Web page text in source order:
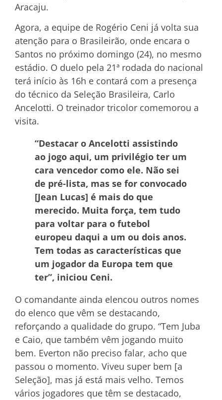
Aracaju.
Agora, a equipe de Rogério Ceni já volta sua
atenção para o Brasileirão, onde encara o
Santos no próximo domingo (24), no mesmo
estádio. O duelo pela 21ª rodada do nacional
terá início às 16h e contará com a presença
do técnico da Seleção Brasileira, Carlo
Ancelotti. O treinador tricolor comemorou a
visita.
“Destacar o Ancelotti assistindo
ao jogo aqui, um privilégio ter um
cara vencedor como ele. Não sei
de pré-lista, mas se for convocado
[Jean Lucas] é mais do que
merecido. Muita força, tem tudo
para voltar para o futebol
europeu daqui a um ou dois anos.
Tem todas as características que
um jogador da Europa tem que
ter”, iniciou Ceni.
O comandante ainda elencou outros nomes
do elenco que vêm se destacando,
reforçando a qualidade do grupo. “Tem Juba
e Caio, que também vêm jogando muito
bem. Everton não preciso falar, acho que
passou o momento. Viveu super bem [a
Seleção], mas já está mais velho. Temos
vários jogadores que têm se destacado,